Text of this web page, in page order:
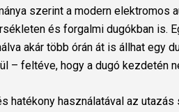
szerint a modern elektromos
és forgalmi dugókban is.
akár több órán át is állhat egy
– feltéve, hogy a dugó kezdetén
hatékony használatával az